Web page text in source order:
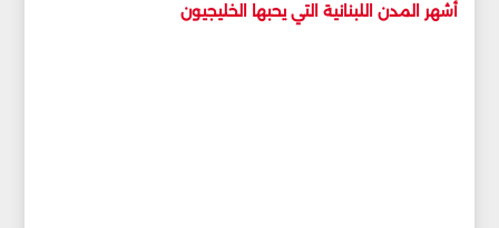
أشهر المدن اللبنانية التي يحبها الخليجيون